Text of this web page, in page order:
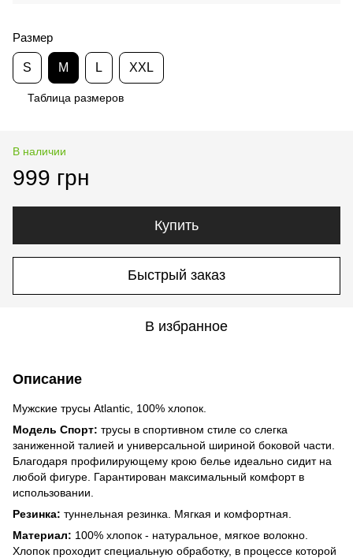
Размер
S M L XXL
Таблица размеров
В наличии
999 грн
Купить
Быстрый заказ
В избранное
Описание
Мужские трусы Atlantic, 100% хлопок.
Модель Спорт: трусы в спортивном стиле со слегка
заниженной талией и универсальной шириной боковой части.
Благодаря профилирующему крою белье идеально сидит на
любой фигуре. Гарантирован максимальный комфорт в
использовании.
Резинка: туннельная резинка. Мягкая и комфортная.
Материал: 100% хлопок - натуральное, мягкое волокно.
Хлопок проходит специальную обработку, в процессе которой